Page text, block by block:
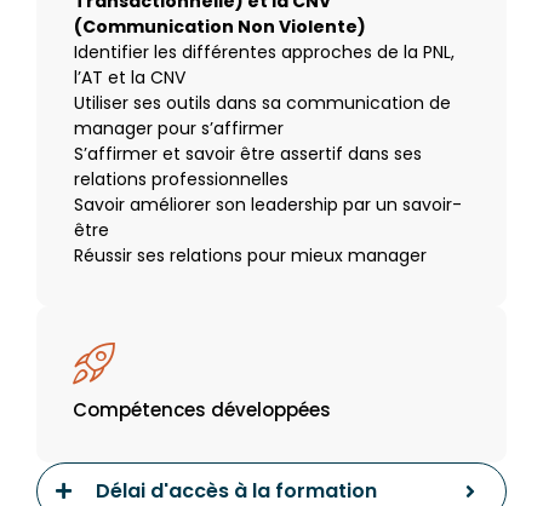
(Communication Non Violente)
Identifier les différentes approches de la PNL,
l’AT et la CNV
Utiliser ses outils dans sa communication de
manager pour s’affirmer
S’affirmer et savoir être assertif dans ses
relations professionnelles
Savoir améliorer son leadership par un savoir-
être
Réussir ses relations pour mieux manager
Compétences développées
Délai d'accès à la formation